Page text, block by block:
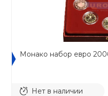
Монако набор евро
Нет в наличии